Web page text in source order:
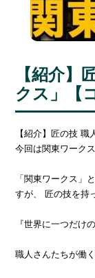
【紹介】
クス」【
【紹介】匠の技 職
今回は関東ワーク
「関東ワークス」
すが、 匠の技を持
『世界に一つだけ
職人さんたちが働